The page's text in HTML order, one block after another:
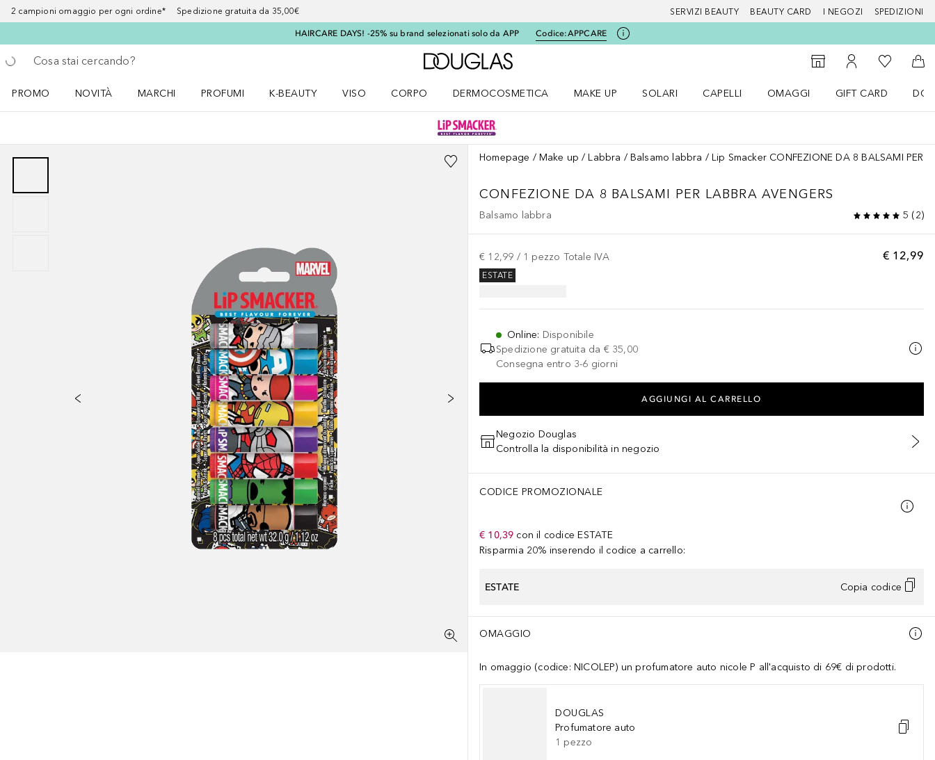
2 campioni omaggio per ogni ordine* Spedizione gratuita da 35,00€ SERVIZI BEAUTY BEAUTY CARD I NEGOZI SPEDIZIONI
HAIRCARE DAYS! -25% su brand selezionati solo da APP Codice:APPCARE
Torna indietro
Esegui ricerca
A Douglas Home
StorefinderAl Mio Account
Alla Mia
Al
PROMO
NOVITÀ
MARCHI
PROFUMI
K-BEAUTY
VISO
CORPO
DERMOCOSMETICA
MAKE UP
SOLARI
CAPELLI
OMAGGI
GIFT CARD
Homepage Make up Labbra Balsamo labbra Lip Smacker CONFEZIONE DA 8 BALSAMI PER
CONFEZIONE DA 8 BALSAMI PER LABBRA AVENGERS
Balsamo labbra 5 (2)
€ 12,99
€ 12,99 / 1 pezzo Totale IVA
ESTATE
Online: Disponibile
Spedizione gratuita da € 35,00
Consegna entro 3-6 giorni
AGGIUNGI AL CARRELLO
Negozio Douglas
Controlla la disponibilità in negozio
CODICE PROMOZIONALE
€ 10,39 con il codice ESTATE
Risparmia 20% inserendo il codice a carrello:
ESTATE Copia codice
OMAGGIO
In omaggio (codice: NICOLEP) un profumatore auto nicole P all'acquisto di 69€ di prodotti.
DOUGLAS
Profumatore auto
1 pezzo